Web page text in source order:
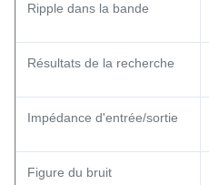
Ripple dans la bande
Résultats de la recherche
Impédance d'entrée/sortie
Figure du bruit